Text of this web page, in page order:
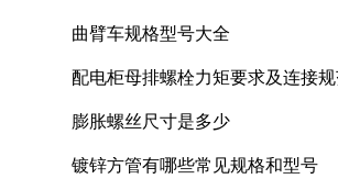
曲臂车规格型号大全
配电柜母排螺栓力矩要求及连接
膨胀螺丝尺寸是多少
镀锌方管有哪些常见规格和型号